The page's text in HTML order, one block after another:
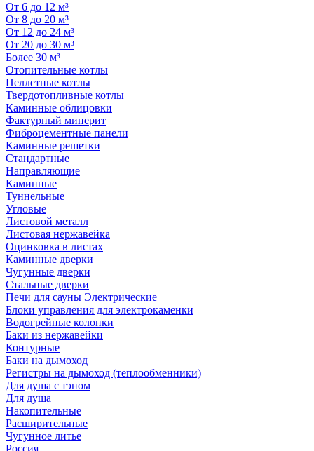
От 6 до 12 м³
От 8 до 20 м³
От 12 до 24 м³
От 20 до 30 м³
Более 30 м³
Отопительные котлы
Пеллетные котлы
Твердотопливные котлы
Каминные облицовки
Фактурный минерит
Фиброцементные панели
Каминные решетки
Стандартные
Направляющие
Каминные
Туннельные
Угловые
Листовой металл
Листовая нержавейка
Оцинковка в листах
Каминные дверки
Чугунные дверки
Стальные дверки
Печи для сауны Электрические
Блоки управления для электрокаменки
Водогрейные колонки
Баки из нержавейки
Контурные
Баки на дымоход
Регистры на дымоход (теплообменники)
Для душа с тэном
Для душа
Накопительные
Расширительные
Чугунное литье
Россия